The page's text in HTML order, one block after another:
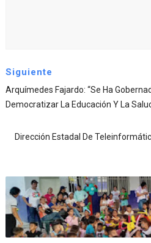
Siguiente
Arquímedes Fajardo: “Se Ha
Democratizar La Educación Y La
Dirección Estadal De